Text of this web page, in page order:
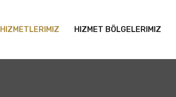
HIZMETLERIMIZ HIZMET BÖLGELERIMIZ